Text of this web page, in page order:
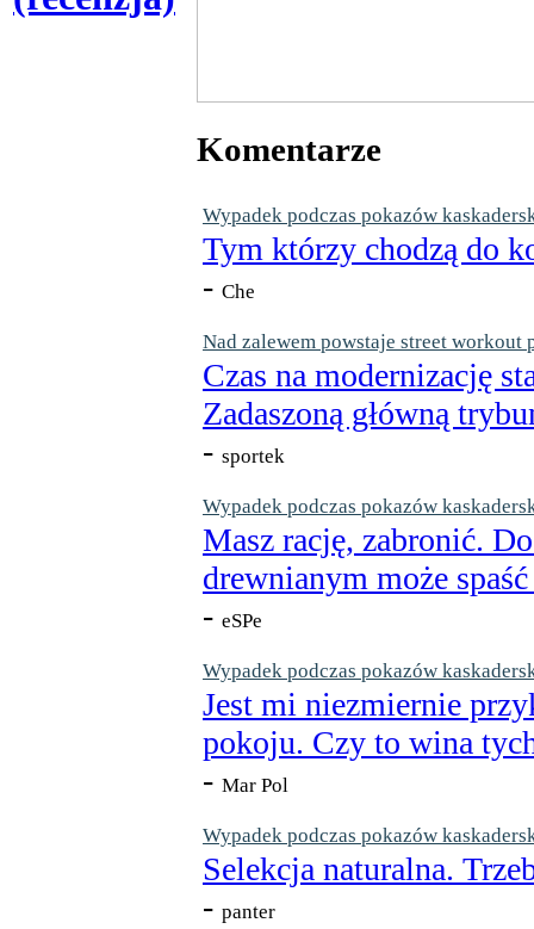
Komentarze
Wypadek podczas pokazów
Tym którzy chodzą do
- Che
Nad zalewem powstaje street workout
Czas na modernizację
Zadaszoną główną
- sportek
Wypadek podczas pokazów
Masz rację, zabronić.
drewnianym może
- eSPe
Wypadek podczas pokazów
Jest mi niezmiernie
pokoju. Czy to wina
- Mar Pol
Wypadek podczas pokazów
Selekcja naturalna.
- panter